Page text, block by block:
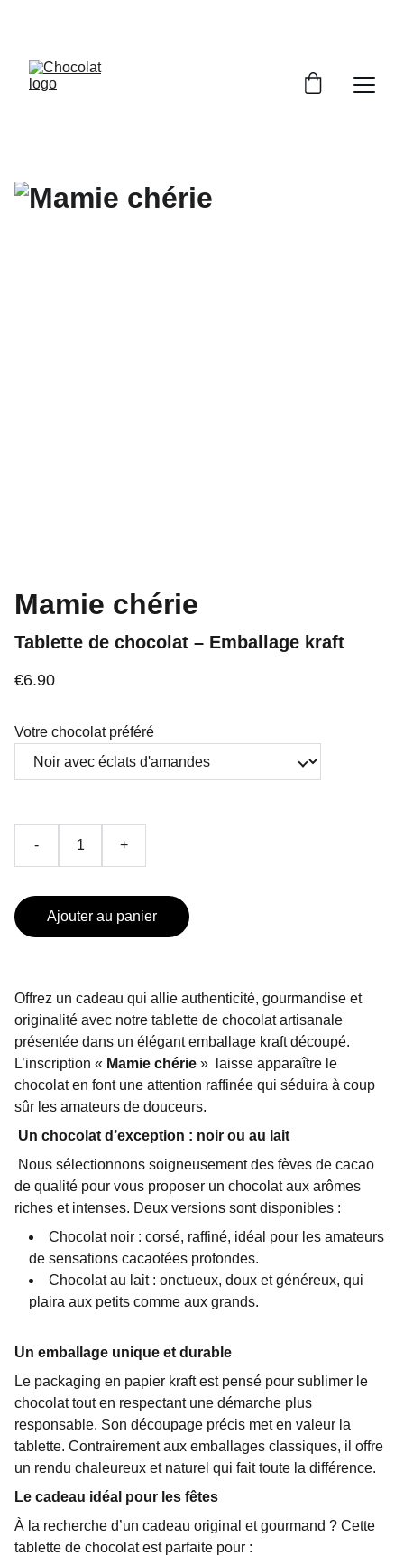
Mamie chérie
Tablette de chocolat – Emballage kraft
€6.90
Votre chocolat préféré
- +
Ajouter au panier
Offrez un cadeau qui allie authenticité, gourmandise et
originalité avec notre tablette de chocolat artisanale
présentée dans un élégant emballage kraft découpé.
L’inscription « Mamie chérie »
laisse apparaître le
chocolat en font une attention raffinée qui séduira à coup
sûr les amateurs de douceurs.
Un chocolat d’exception : noir ou au lait
Nous sélectionnons soigneusement des fèves de cacao
de qualité pour vous proposer un chocolat aux arômes
riches et intenses. Deux versions sont disponibles :
Chocolat noir : corsé, raffiné, idéal pour les amateurs
de sensations cacaotées profondes.
Chocolat au lait : onctueux, doux et généreux, qui
plaira aux petits comme aux grands.
Un emballage unique et durable
Le packaging en papier kraft est pensé pour sublimer le
chocolat tout en respectant une démarche plus
responsable. Son découpage précis met en valeur la
tablette. Contrairement aux emballages classiques, il offre
un rendu chaleureux et naturel qui fait toute la différence.
Le cadeau idéal pour les fêtes
À la recherche d’un cadeau original et gourmand ? Cette
tablette de chocolat est parfaite pour :